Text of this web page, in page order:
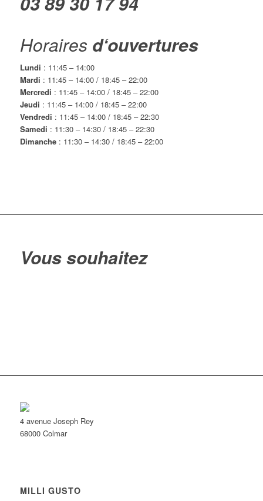
Horaires d‘ouvertures
Lundi : 11:45 – 14:00
Mardi : 11:45 – 14:00 / 18:45 – 22:00
Mercredi : 11:45 – 14:00 / 18:45 – 22:00
Jeudi : 11:45 – 14:00 / 18:45 – 22:00
Vendredi : 11:45 – 14:00 / 18:45 – 22:30
Samedi : 11:30 – 14:30 / 18:45 – 22:30
Dimanche: 11:30 – 14:30 / 18:45 – 22:00
Vous souhaitez
4 avenue Joseph Rey
68000 Colmar
MILLI GUSTO